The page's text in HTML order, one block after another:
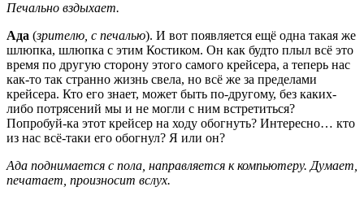
Печально вздыхает.
Ада (зрителю, с печалью). И вот появляется ещё одна такая же
шлюпка, шлюпка с этим Костиком. Он как будто плыл всё это
время по другую сторону этого самого крейсера, а теперь нас
как-то так странно жизнь свела, но всё же за пределами
крейсера. Кто его знает, может быть по-другому, без каких-
либо потрясений мы и не могли с ним встретиться?
Попробуй-ка этот крейсер на ходу обогнуть? Интересно… кто
из нас всё-таки его обогнул? Я или он?
Ада поднимается с пола, направляется к компьютеру. Думает,
печатает, произносит вслух.